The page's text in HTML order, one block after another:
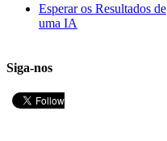
Esperar os Resultados de
uma IA
Siga-nos